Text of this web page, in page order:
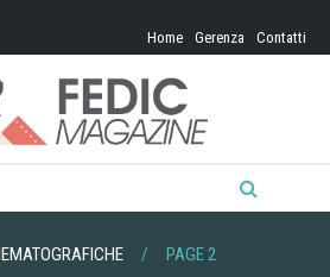
Home Gerenza Contatti
PAGE 2